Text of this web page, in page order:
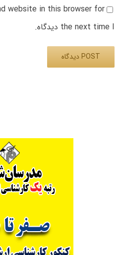
website in this browser for
the next time I دیدگاه.